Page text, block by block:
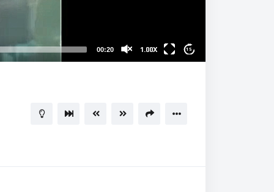
00:20 1.00X 15